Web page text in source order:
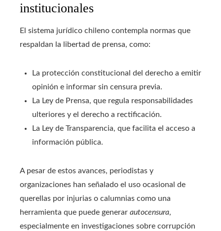
institucionales
El sistema jurídico chileno contempla normas que
respaldan la libertad de prensa, como:
La protección constitucional del derecho a emitir
opinión e informar sin censura previa.
La Ley de Prensa, que regula responsabilidades
ulteriores y el derecho a rectificación.
La Ley de Transparencia, que facilita el acceso a
información pública.
A pesar de estos avances, periodistas y
organizaciones han señalado el uso ocasional de
querellas por injurias o calumnias como una
herramienta que puede generar autocensura,
especialmente en investigaciones sobre corrupción